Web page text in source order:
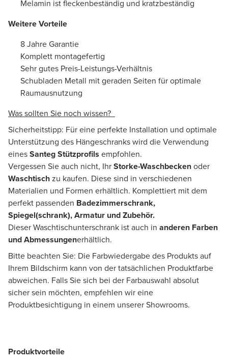
Melamin ist fleckenbeständig und kratzbeständig
Weitere Vorteile
8 Jahre Garantie
Komplett montagefertig
Sehr gutes Preis-Leistungs-Verhältnis
Schubladen Metall mit geraden Seiten für optimale
Raumausnutzung
Was sollten Sie noch wissen?
Sicherheitstipp: Für eine perfekte Installation und optimale
Unterstützung des Hängeschranks wird die Verwendung
einesSanteg Stützprofils empfohlen.
Vergessen Sie auch nicht, IhrStorke-Waschbeckenoder
Waschtischzu kaufen. Diese sind in verschiedenen
Materialien und Formen erhältlich. Komplettiert mit dem
perfekt passenden Badezimmerschrank,
Spiegel(schrank), Armatur und Zubehör.
Dieser Waschtischunterschrank ist auch in anderen Farben
und Abmessungenerhältlich.
Bitte beachten Sie: Die Farbwiedergabe des Produkts auf
Ihrem Bildschirm kann von der tatsächlichen Produktfarbe
abweichen. Falls Sie sich bei der Farbauswahl absolut
sicher sein möchten, empfehlen wir eine
Produktbesichtigung in einem unserer Showrooms.
Produktvorteile